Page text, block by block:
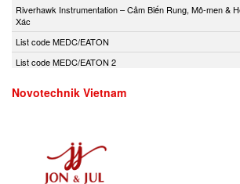
Andony/Nikkiso
Anritsu
Apex Dynamics
Apiste
Apiste
Riverhawk Instrumentation – Cảm Biến Rung, Mô-men &
Xác
List code MEDC/EATON
List code MEDC/EATON 2
Novotechnik Vietnam